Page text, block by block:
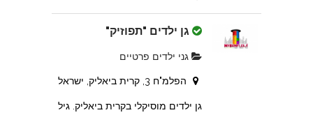
גן ילדים "תפוזיק"
גני ילדים פרטיים
הפלמ"ח 3, קרית ביאליק, ישראל
גן ילדים מוסיקלי בקרית ביאליק. גיל